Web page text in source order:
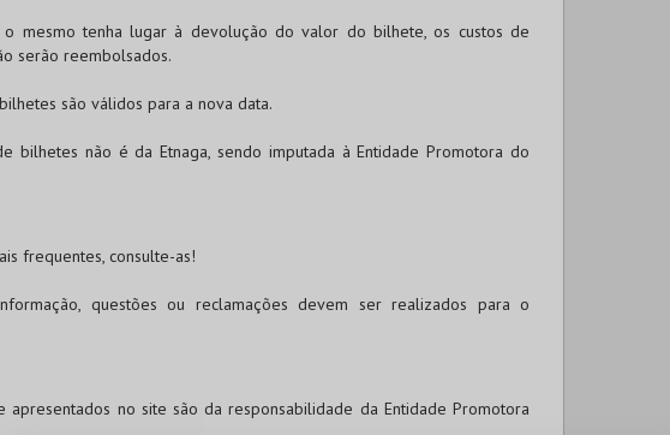
mesmo tenha lugar à devolução do valor do bilhete, os custos de
serão reembolsados.
são válidos para a nova data.
bilhetes não é da Etnaga, sendo imputada à Entidade Promotora do
frequentes, consulte-as!
questões ou reclamações devem ser realizados para o
no site são da responsabilidade da Entidade Promotora